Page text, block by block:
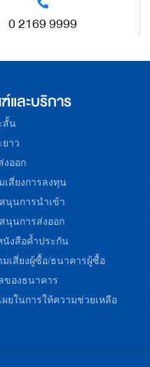
0 2169 9999
ละบริการ
สั้น
ยาว
งออก
สี่ยงการลงทุน
นุนการนำเข้า
นุนการส่งออก
นังสือค้ำประกัน
มเสี่ยงผู้ซื้อ/ธนาคารผู้ซื้อ
ของธนาคาร
ยในการให้ความช่วยเหลือ